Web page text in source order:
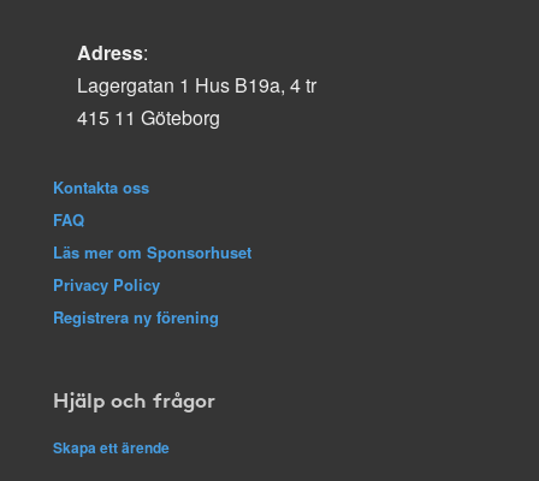
Adress:
Lagergatan 1 Hus B19a, 4 tr
415 11 Göteborg
Kontakta oss
FAQ
Läs mer om Sponsorhuset
Privacy Policy
Registrera ny förening
Hjälp och frågor
Skapa ett ärende